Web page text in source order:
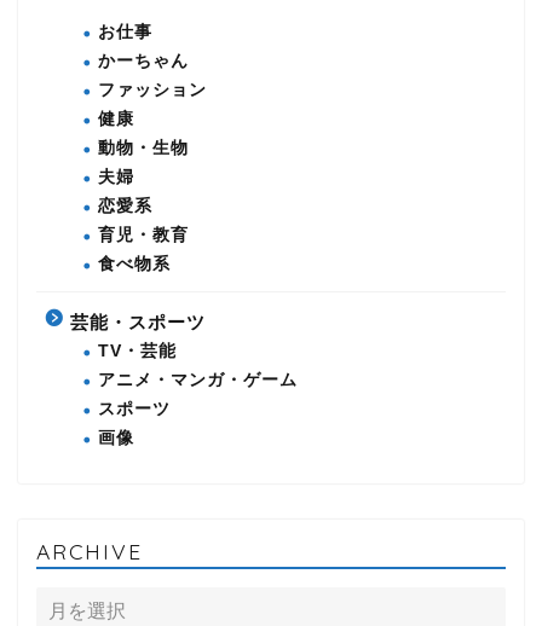
お仕事
かーちゃん
ファッション
健康
動物・生物
夫婦
恋愛系
育児・教育
食べ物系
芸能・スポーツ
TV・芸能
アニメ・マンガ・ゲーム
スポーツ
画像
ARCHIVE